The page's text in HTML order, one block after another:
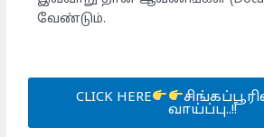
வேண்டும்.
CLICK HERE
வாய்ப்பு..!!